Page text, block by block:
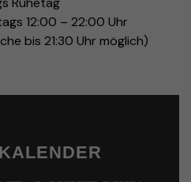
12:00 – 22:00 Uhr
bis 21:30 Uhr möglich)